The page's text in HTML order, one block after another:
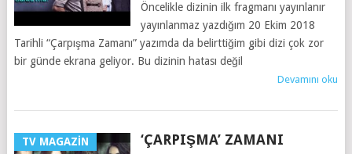
Öncelikle dizinin ilk fragmanı yayınlanır
yayınlanmaz yazdığım 20 Ekim 2018
Tarihli “Çarpışma Zamanı” yazımda da belirttiğim gibi dizi çok zor
bir günde ekrana geliyor. Bu dizinin hatası değil
Devamını oku
TV MAGAZIN ‘ÇARPIŞMA’ ZAMANI